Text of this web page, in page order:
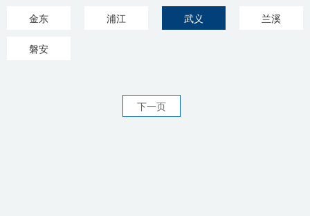
金东 浦江 武义 兰溪
磐安
下一页